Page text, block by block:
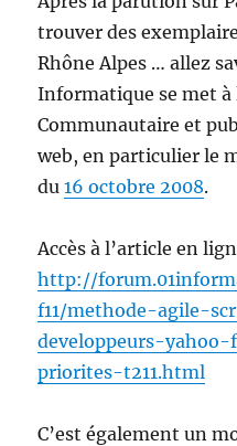
trouver des
Rhône Alpes … allez
Informatique se met à
Communautaire et
web, en particulier le
du16 octobre 2008.
Accès à l’article en
http://
f11/methode-agile-
developpeurs-
priorites-t211.html
C’est également un